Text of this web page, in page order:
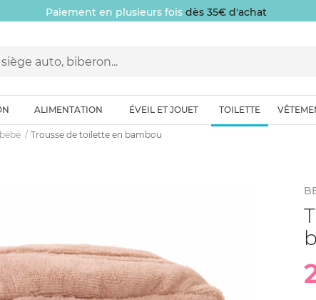
Paiement en plusieurs fois dès 35€ d'achat
ALIMENTATION ÉVEIL ET JOUET TOILETTE
Trousse de toilette en bambou